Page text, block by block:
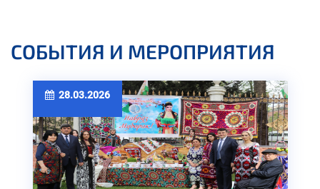
СОБЫТИЯ И МЕРОПРИЯТИЯ
28.03.2026